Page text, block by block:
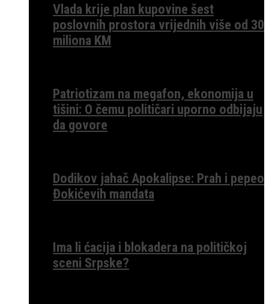
Vlada krije plan kupovine šest
poslovnih prostora vrijednih više od 30
miliona KM
Patriotizam na megafon, ekonomija u
tišini: O čemu političari uporno odbijaju
da govore
Dodikov jahač Apokalipse: Prah i pepeo
Đokićevih mandata
Ima li ćacija i blokadera na političkoj
sceni Srpske?